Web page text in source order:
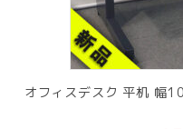
オフィスデスク 平机 幅